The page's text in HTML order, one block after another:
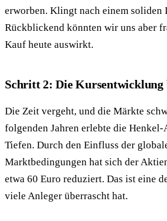
erworben. Klingt nach einem soliden
Rückblickend könnten wir uns aber
Kauf heute auswirkt.
Schritt 2: Die Kursentwicklung
Die Zeit vergeht, und die Märkte
folgenden Jahren erlebte die
Tiefen. Durch den Einfluss der
Marktbedingungen hat sich der
etwa 60 Euro reduziert. Das ist eine
viele Anleger überrascht hat.